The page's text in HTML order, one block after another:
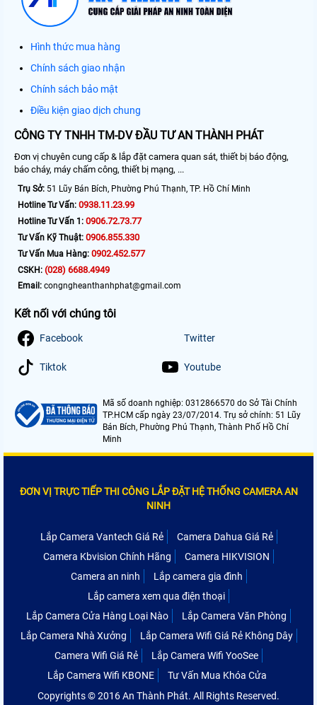
Hình thức mua hàng
Chính sách giao nhận
Chính sách bảo mật
Điều kiện giao dịch chung
CÔNG TY TNHH TM-DV ĐẦU TƯ AN THÀNH PHÁT
Đơn vị chuyên cung cấp & lắp đặt camera quan sát, thiết bị báo động,
báo cháy, máy chấm công, thiết bị mạng, ...
Trụ Sở: 51 Lũy Bán Bích, Phường Phú Thạnh, TP. Hồ Chí Minh
Hotline Tư Vấn: 0938.11.23.99
Hotline Tư Vấn 1: 0906.72.73.77
Tư Vấn Kỹ Thuật: 0906.855.330
Tư Vấn Mua Hàng: 0902.452.577
CSKH: (028) 6688.4949
Email: congngheanthanhphat@gmail.com
Kết nối với chúng tôi
Facebook Twitter
Tiktok Youtube
Mã số doanh nghiệp: 0312866570 do Sở Tài Chính
TP.HCM cấp ngày 23/07/2014. Trụ sở chính: 51 Lũy
Bán Bích, Phường Phú Thạnh, Thành Phố Hồ Chí
Minh
ĐƠN VỊ TRỰC TIẾP THI CÔNG LẮP ĐẶT HỆ THỐNG CAMERA AN
NINH
Lắp Camera Vantech Giá Rẻ
Camera Dahua Giá Rẻ
Camera Kbvision Chính Hãng
Camera HIKVISION
Camera an ninh
Lắp camera gia đình
Lắp camera xem qua điện thoại
Lắp Camera Cửa Hàng Loại Nào
Lắp Camera Văn Phòng
Lắp Camera Nhà Xưởng
Lắp Camera Wifi Giá Rẻ Không Dây
Camera Wifi Giá Rẻ
Lắp Camera Wifi YooSee
Lắp Camera Wifi KBONE
Tư Vấn Mua Khóa Cửa
Copyrights © 2016 An Thành Phát. All Rights Reserved.